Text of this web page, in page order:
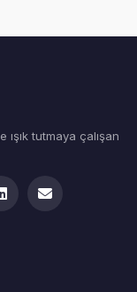
tutmaya çalışan